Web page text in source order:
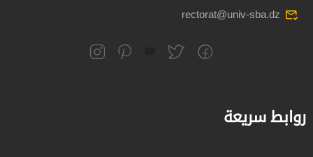
rectorat@univ-sba.dz
روابط سريعة